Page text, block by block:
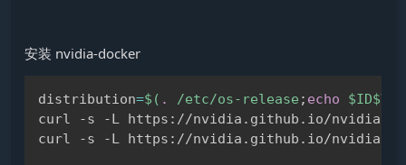
安装 nvidia-docker
distribution=$( . /etc/os-release ; echo
curl -s -L https://nvidia.github.io/nvidia-
curl -s -L https://nvidia.github.io/nvidia-
Copy